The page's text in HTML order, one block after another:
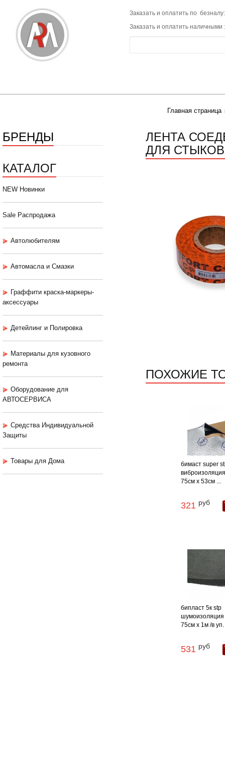
Заказать и оплатить по
Заказать и оплатить наличными
Главная страница
БРЕНДЫ
КАТАЛОГ
NEW Новинки
Sale Распродажа
Автолюбителям
Автомасла и Смазки
Граффити краска-маркеры-
аксессуары
Детейлинг и Полировка
Материалы для кузовного
ремонта
Оборудование для
АВТОСЕРВИСА
Средства Индивидуальной
Защиты
Товары для Дома
ЛЕНТА
ДЛЯ
ПОХОЖИЕ
бимаст super
75см х 53см ...
321 руб
бипласт 5к stp
75см х 1м /в уп.
531 руб